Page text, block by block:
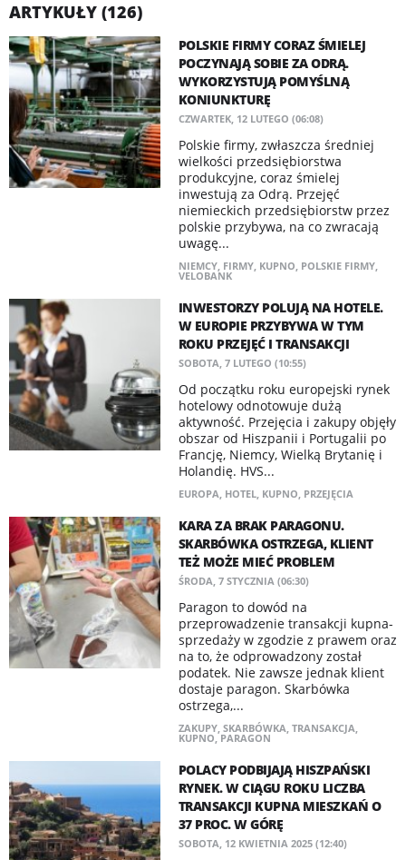
ARTYKUŁY (126)
POLSKIE FIRMY CORAZ ŚMIELEJ
POCZYNAJĄ SOBIE ZA ODRĄ.
WYKORZYSTUJĄ POMYŚLNĄ
KONIUNKTURĘ
CZWARTEK, 12 LUTEGO (06:08)
Polskie firmy, zwłaszcza średniej
wielkości przedsiębiorstwa
produkcyjne, coraz śmielej
inwestują za Odrą. Przejęć
niemieckich przedsiębiorstw przez
polskie przybywa, na co zwracają
uwagę...
NIEMCY, FIRMY, KUPNO, POLSKIE FIRMY,
VELOBANK
INWESTORZY POLUJĄ NA HOTELE.
W EUROPIE PRZYBYWA W TYM
ROKU PRZEJĘĆ I TRANSAKCJI
SOBOTA, 7 LUTEGO (10:55)
Od początku roku europejski rynek
hotelowy odnotowuje dużą
aktywność. Przejęcia i zakupy objęły
obszar od Hiszpanii i Portugalii po
Francję, Niemcy, Wielką Brytanię i
Holandię. HVS...
EUROPA, HOTEL, KUPNO, PRZEJĘCIA
KARA ZA BRAK PARAGONU.
SKARBÓWKA OSTRZEGA, KLIENT
TEŻ MOŻE MIEĆ PROBLEM
ŚRODA, 7 STYCZNIA (06:30)
Paragon to dowód na
przeprowadzenie transakcji kupna-
sprzedaży w zgodzie z prawem oraz
na to, że odprowadzony został
podatek. Nie zawsze jednak klient
dostaje paragon. Skarbówka
ostrzega,...
ZAKUPY, SKARBÓWKA, TRANSAKCJA,
KUPNO,PARAGON
POLACY PODBIJAJĄ HISZPAŃSKI
RYNEK. W CIĄGU ROKU LICZBA
TRANSAKCJI KUPNA MIESZKAŃ O
37 PROC. W GÓRĘ
SOBOTA, 12 KWIETNIA 2025 (12:40)